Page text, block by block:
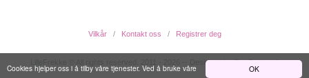
OK
Cookies hjelper oss i å tilby våre tjenester. Ved å bruke våre
Vilkår Kontakt oss Registrer deg
LilleFrekke © All rights reserved. 2011 - 2026 -- Designed by EwcDesign ®